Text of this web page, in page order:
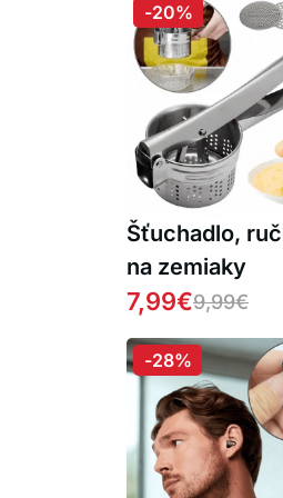
Šťuchadlo,
na zemiaky
7,99€9,99€
-20%
-28%